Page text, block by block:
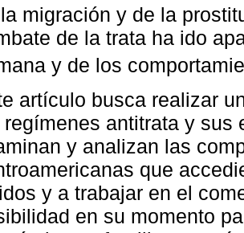
migración y de la
de la trata ha ido
y de los
artículo busca realizar
regímenes antitrata y sus
y analizan las
que
y a trabajar en el
en su momento